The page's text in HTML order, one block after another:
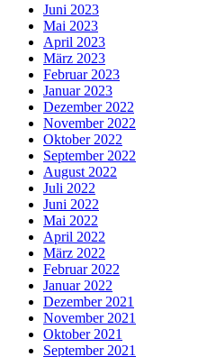
Juni 2023
Mai 2023
April 2023
März 2023
Februar 2023
Januar 2023
Dezember 2022
November 2022
Oktober 2022
September 2022
August 2022
Juli 2022
Juni 2022
Mai 2022
April 2022
März 2022
Februar 2022
Januar 2022
Dezember 2021
November 2021
Oktober 2021
September 2021